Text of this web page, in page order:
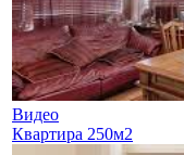
Видео
Квартира 250м2